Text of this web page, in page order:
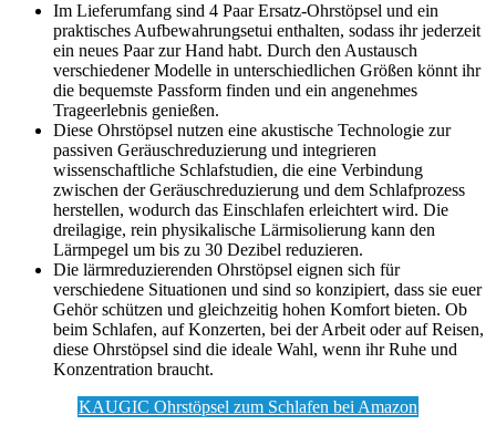
Im Lieferumfang sind 4 Paar Ersatz-Ohrstöpsel und ein
praktisches Aufbewahrungsetui enthalten, sodass ihr jederzeit
ein neues Paar zur Hand habt. Durch den Austausch
verschiedener Modelle in unterschiedlichen Größen könnt ihr
die bequemste Passform finden und ein angenehmes
Trageerlebnis genießen.
Diese Ohrstöpsel nutzen eine akustische Technologie zur
passiven Geräuschreduzierung und integrieren
wissenschaftliche Schlafstudien, die eine Verbindung
zwischen der Geräuschreduzierung und dem Schlafprozess
herstellen, wodurch das Einschlafen erleichtert wird. Die
dreilagige, rein physikalische Lärmisolierung kann den
Lärmpegel um bis zu 30 Dezibel reduzieren.
Die lärmreduzierenden Ohrstöpsel eignen sich für
verschiedene Situationen und sind so konzipiert, dass sie euer
Gehör schützen und gleichzeitig hohen Komfort bieten. Ob
beim Schlafen, auf Konzerten, bei der Arbeit oder auf Reisen,
diese Ohrstöpsel sind die ideale Wahl, wenn ihr Ruhe und
Konzentration braucht.
KAUGIC Ohrstöpsel zum Schlafen bei Amazon